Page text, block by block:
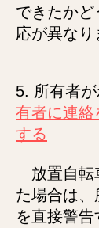
できたか
応が異なり
5. 所有者が
有者に連絡
する
放置自転
た場合は
を直接警告